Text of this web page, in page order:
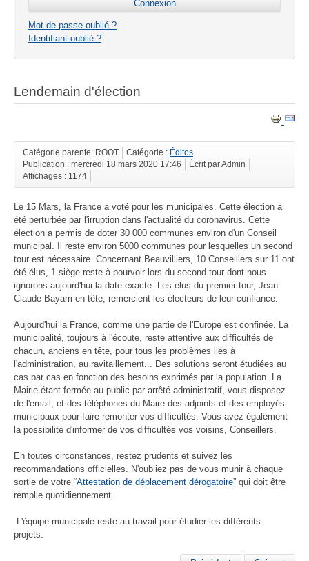
Mot de passe oublié ?
Identifiant oublié ?
Lendemain d'élection
Catégorie parente: ROOT Catégorie : Éditos
Publication : mercredi 18 mars 2020 17:46
Écrit par Admin
Affichages : 1174
Le 15 Mars, la France a voté pour les municipales. Cette élection a
été perturbée par l'irruption dans l'actualité du coronavirus. Cette
élection a permis de doter 30 000 communes environ d'un Conseil
municipal. Il reste environ 5000 communes pour lesquelles un second
tour est nécessaire. Concernant Beauvilliers, 10 Conseillers sur 11 ont
été élus, 1 siège reste à pourvoir lors du second tour dont nous
ignorons aujourd'hui la date exacte. Les élus du premier tour, Jean
Claude Bayarri en tête, remercient les électeurs de leur confiance.
Aujourd'hui la France, comme une partie de l'Europe est confinée. La
municipalité, toujours à l'écoute, reste attentive aux difficultés de
chacun, anciens en tête, pour tous les problèmes liés à
l'administration, au ravitaillement... Des solutions seront étudiées au
cas par cas en fonction des besoins exprimés par la population. La
Mairie étant fermée au public par arrêté administratif, vous disposez
de l'email, et des téléphones du Maire des adjoints et des employés
municipaux pour faire remonter vos difficultés. Vous avez également
la possibilité d'informer de vos difficultés vos voisins, Conseillers.
En toutes circonstances, restez prudents et suivez les
recommandations officielles. N'oubliez pas de vous munir à chaque
sortie de votre “Attestation de déplacement dérogatoire” qui doit être
remplie quotidiennement.
L'équipe municipale reste au travail pour étudier les différents
projets.